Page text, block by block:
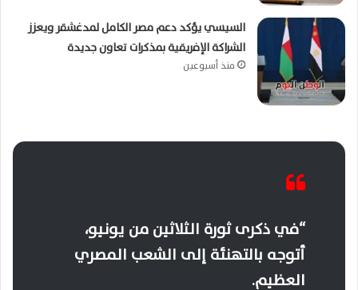
السيسي يؤكد دعم مصر الكامل لمدغشقر ويعزز
الشراكة الإفريقية بمذكرات تعاون جديدة
منذ أسبوعين
“في ذكرى ثورة الثلاثين من يونيو،
أتوجه بالتهنئة إلى الشعب المصري
العظيم.